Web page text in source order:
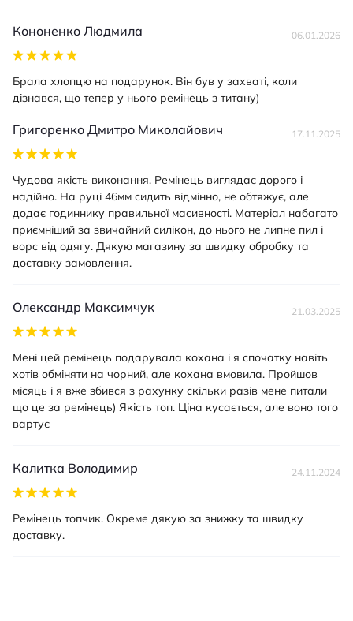
Кононенко Людмила 06.01.2026
Брала хлопцю на подарунок. Він був у захваті, коли
дізнався, що тепер у нього ремінець з титану)
Григоренко Дмитро Миколайович 17.11.2025
Чудова якість виконання. Ремінець виглядає дорого і
надійно. На руці 46мм сидить відмінно, не обтяжує, але
додає годиннику правильної масивності. Матеріал набагато
приємніший за звичайний силікон, до нього не липне пил і
ворс від одягу. Дякую магазину за швидку обробку та
доставку замовлення.
Олександр Максимчук 21.03.2025
Мені цей ремінець подарувала кохана і я спочатку навіть
хотів обміняти на чорний, але кохана вмовила. Пройшов
місяць і я вже збився з рахунку скільки разів мене питали
що це за ремінець) Якість топ. Ціна кусається, але воно того
вартує
Калитка Володимир 24.11.2024
Ремінець топчик. Окреме дякую за знижку та швидку
доставку.